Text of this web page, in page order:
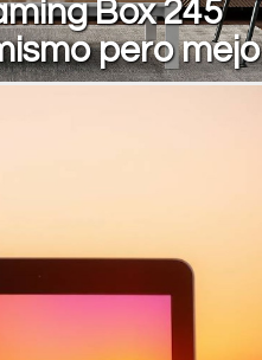
Box 245
pero